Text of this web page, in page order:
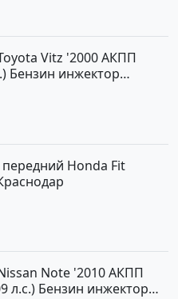
Vitz '2000 АКПП
Бензин инжектор
передний Honda Fit
Note '2010 АКПП
л.с.) Бензин инжектор